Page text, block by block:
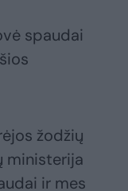
spaudai
žodžių
ministerija
ir mes